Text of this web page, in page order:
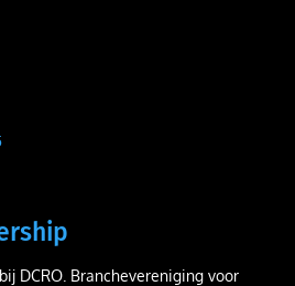
DCRO. Branchevereniging voor